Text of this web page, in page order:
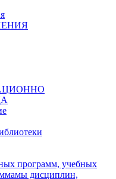
программ, учебных
дисциплин,